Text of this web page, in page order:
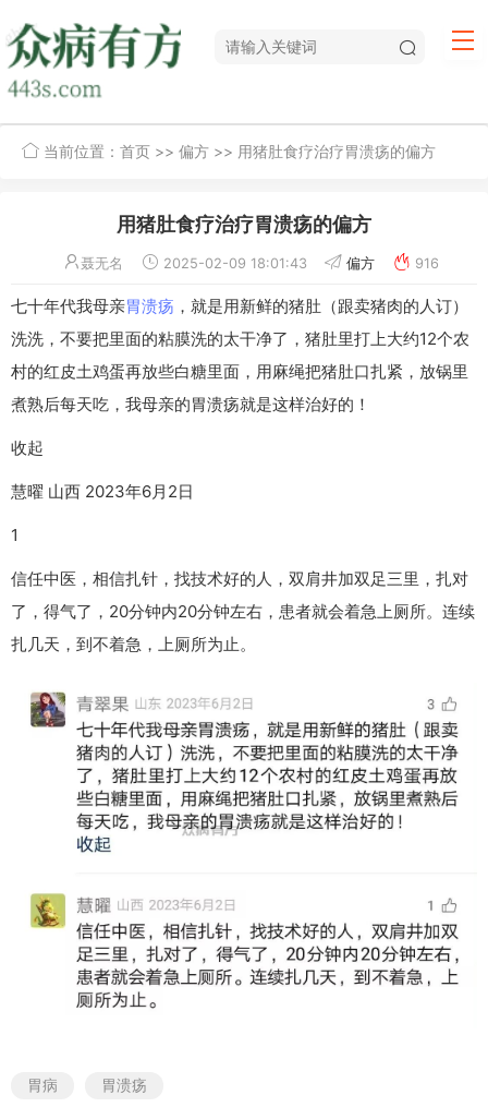
当前位置： 首页 >> 偏方 >> 用猪肚食疗治疗胃溃疡的偏方
用猪肚食疗治疗胃溃疡的偏方
聂无名 2025-02-09 18:01:43 偏方 916
七十年代我母亲胃溃疡 ，就是用新鲜的猪肚（跟卖猪肉的人订）
洗洗，不要把里面的粘膜洗的太干净了，猪肚里打上大约12个农
村的红皮土鸡蛋再放些白糖里面，用麻绳把猪肚口扎紧，放锅里
煮熟后每天吃，我母亲的胃溃疡就是这样治好的！
收起
慧曜 山西 2023年6月2日
1
信任中医，相信扎针，找技术好的人，双肩井加双足三里，扎对
了，得气了，20分钟内20分钟左右，患者就会着急上厕所。连续
扎几天，到不着急，上厕所为止。
胃病 胃溃疡